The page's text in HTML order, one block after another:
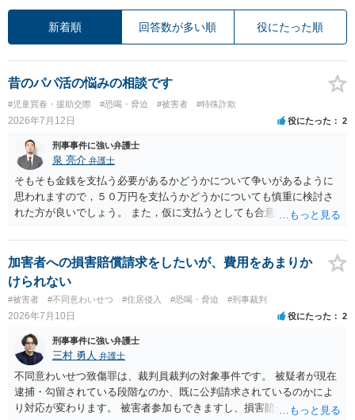
新着順 回答数が多い順 役にたった順
昔のパパ活の悩みの相談です
#児童買春・援助交際 #恐喝・脅迫 #被害者 #特殊詐欺
2026年7月12日 役にたった 2
刑事事件に強い弁護士
泉 亮介 弁護士
そもそも金銭を支払う必要があるかどうかについて争いがあるように
思われますので，５０万円を支払うかどうかについても慎重に検討さ
れた方が良いでしょう。 また，仮に支払うとしても合意書を交わし，
面を作成したうえで支払いをする必要があるでしょう。 一度弁護士に
相談をされた方が良いかと思われます。
加害者への損害賠償請求をしたいが、費用をあまりか
けられない
#被害者 #不同意わいせつ #住居侵入 #恐喝・脅迫 #刑事裁判
2026年7月10日 役にたった 2
刑事事件に強い弁護士
三村 勇人 弁護士
不同意わいせつ致傷罪は、裁判員裁判の対象事件です。 被疑者が現在
逮捕・勾留されている段階なのか、既に公判請求されているのかによ
り対応が変わります。 被害者参加もできますし、損害賠償命令制度も